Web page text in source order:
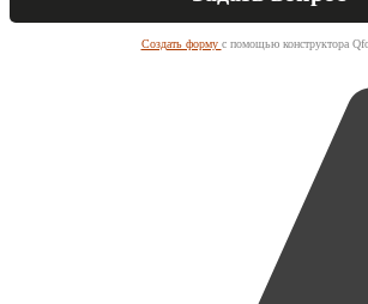
Создать форму с помощью конструктора